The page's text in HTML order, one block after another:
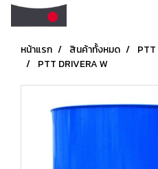
หน้าแรก สินค้าทั้งหมด PTT
PTT DRIVERA W